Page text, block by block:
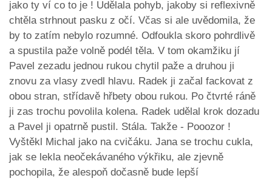
jako ty ví co to je ! Udělala pohyb, jakoby si reflexivně
chtěla strhnout pasku z očí. Včas si ale uvědomila, že
by to zatím nebylo rozumné. Odfoukla skoro pohrdlivě
a spustila paže volně podél těla. V tom okamžiku jí
Pavel zezadu jednou rukou chytil paže a druhou ji
znovu za vlasy zvedl hlavu. Radek ji začal fackovat z
obou stran, střídavě hřbety obou rukou. Po čtvrté ráně
ji zas trochu povolila kolena. Radek udělal krok dozadu
a Pavel ji opatrně pustil. Stála. Takže - Pooozor !
Vyštěkl Michal jako na cvičáku. Jana se trochu cukla,
jak se lekla neočekávaného výkřiku, ale zjevně
pochopila, že alespoň dočasně bude lepší